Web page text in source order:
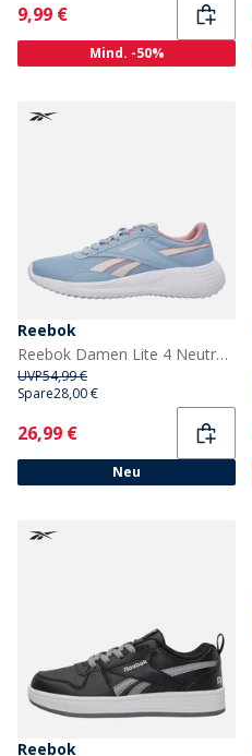
Current
9,99 €
Mind. -50%
Reebok
Reebok Damen Lite 4 Neutral Laufschuhe Y2K Blue/Mist Grey/Dusty Rose
UVP54,99 €
Spare28,00 €
Current
26,99 €
Neu
Reebok